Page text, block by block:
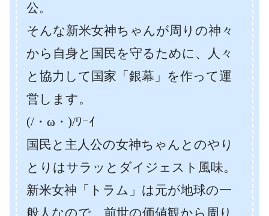
公。
そんな新米女神ちゃんが周りの神々
から自身と国民を守るために、人々
と協力して国家「銀幕」を作って運
営します。
(/・ω・)/ﾜｰｲ
国民と主人公の女神ちゃんとのやり
とりはサラッとダイジェスト風味。
新米女神「トラム」は元が地球の一
般人なので、前世の価値観から周り